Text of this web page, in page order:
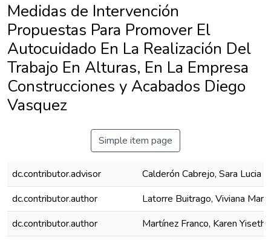
Medidas de Intervención
Propuestas Para Promover El
Autocuidado En La Realización Del
Trabajo En Alturas, En La Empresa
Construcciones y Acabados Diego
Vasquez
Simple item page
dc.contributor.advisor
Calderón Cabrejo, Sara Lucia
dc.contributor.author
Latorre Buitrago, Viviana
dc.contributor.author
Martínez Franco, Karen Yiseth